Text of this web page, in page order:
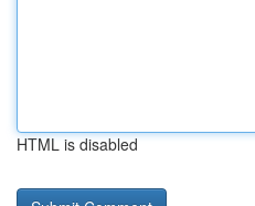
HTML is disabled